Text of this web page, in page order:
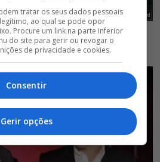
tratar os seus dados pessoais
ao qual se pode opor
Procure um link na parte inferior
do site para gerir ou revogar o
de privacidade e cookies.
Consentir
Gerir opções